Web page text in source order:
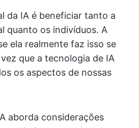
da IA é beneficiar tanto a
quanto os indivíduos. A
ela realmente faz isso se
que a tecnologia de IA
os aspectos de nossas
aborda considerações